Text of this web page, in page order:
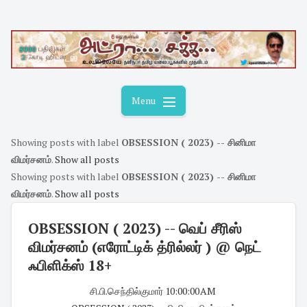
content
Menu
Showing posts with label OBSESSION ( 2023) -- சினிமா
விமர்சனம்.Show all posts
Showing posts with label OBSESSION ( 2023) -- சினிமா
விமர்சனம்.Show all posts
OBSESSION ( 2023) -- வெப் சீரிஸ்
விமர்சனம் (எரோட்டிக் த்ரில்லர் ) @ நெட்
ஃபிளிக்ஸ் 18+
சி.பி.செந்தில்குமார்· 10:00:00 AM